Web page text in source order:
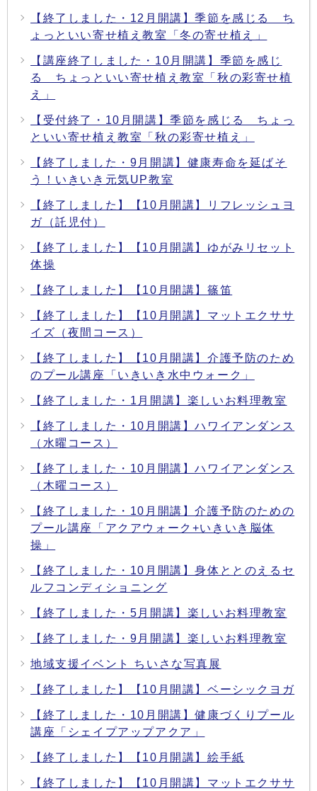
【終了しました・12月開講】季節を感じる ち
ょっといい寄せ植え教室「冬の寄せ植え」
【講座終了しました・10月開講】季節を感じ
る ちょっといい寄せ植え教室「秋の彩寄せ植
え」
【受付終了・10月開講】季節を感じる ちょっ
といい寄せ植え教室「秋の彩寄せ植え」
【終了しました・9月開講】健康寿命を延ばそ
う！いきいき元気UP教室
【終了しました】【10月開講】リフレッシュヨ
ガ（託児付）
【終了しました】【10月開講】ゆがみリセット
体操
【終了しました】【10月開講】篠笛
【終了しました】【10月開講】マットエクササ
イズ（夜間コース）
【終了しました】【10月開講】介護予防のため
のプール講座「いきいき水中ウォーク」
【終了しました・1月開講】楽しいお料理教室
【終了しました・10月開講】ハワイアンダンス
（水曜コース）
【終了しました・10月開講】ハワイアンダンス
（木曜コース）
【終了しました・10月開講】介護予防のための
プール講座「アクアウォーク+いきいき脳体
操」
【終了しました・10月開講】身体ととのえるセ
ルフコンディショニング
【終了しました・5月開講】楽しいお料理教室
【終了しました・9月開講】楽しいお料理教室
地域支援イベント ちいさな写真展
【終了しました】【10月開講】ベーシックヨガ
【終了しました・10月開講】健康づくりプール
講座「シェイプアップアクア」
【終了しました】【10月開講】絵手紙
【終了しました】【10月開講】マットエクササ